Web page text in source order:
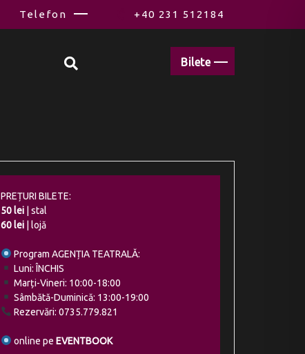
Telefon +40 231 512184
Bilete
PREȚURI BILETE:
50 lei
| stal
60 lei
| lojă
Program AGENȚIA TEATRALĂ:
Luni: ÎNCHIS
Marți-Vineri: 10:00-18:00
Sâmbătă-Duminică: 13:00-19:00
Rezervări: 0735.779.821
online pe EVENTBOOK